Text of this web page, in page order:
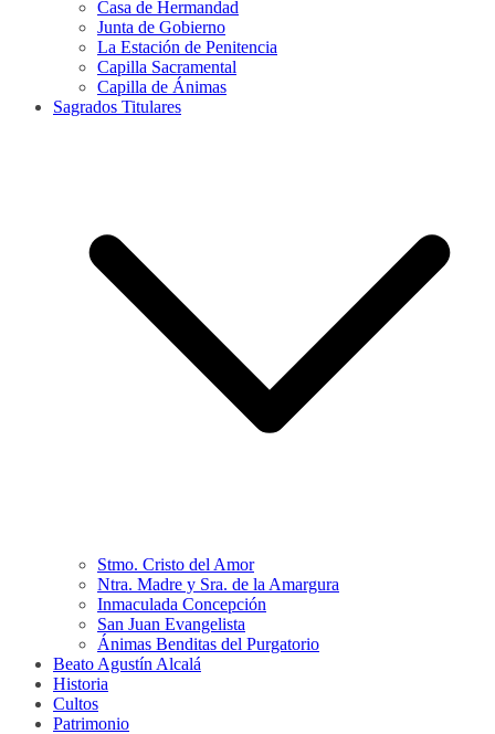
Casa de Hermandad
Junta de Gobierno
La Estación de Penitencia
Capilla Sacramental
Capilla de Ánimas
Sagrados Titulares
Stmo. Cristo del Amor
Ntra. Madre y Sra. de la Amargura
Inmaculada Concepción
San Juan Evangelista
Ánimas Benditas del Purgatorio
Beato Agustín Alcalá
Historia
Cultos
Patrimonio